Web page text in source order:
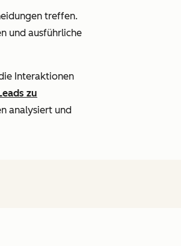
treffen.
und ausführliche
Interaktionen
zu
analysiert und